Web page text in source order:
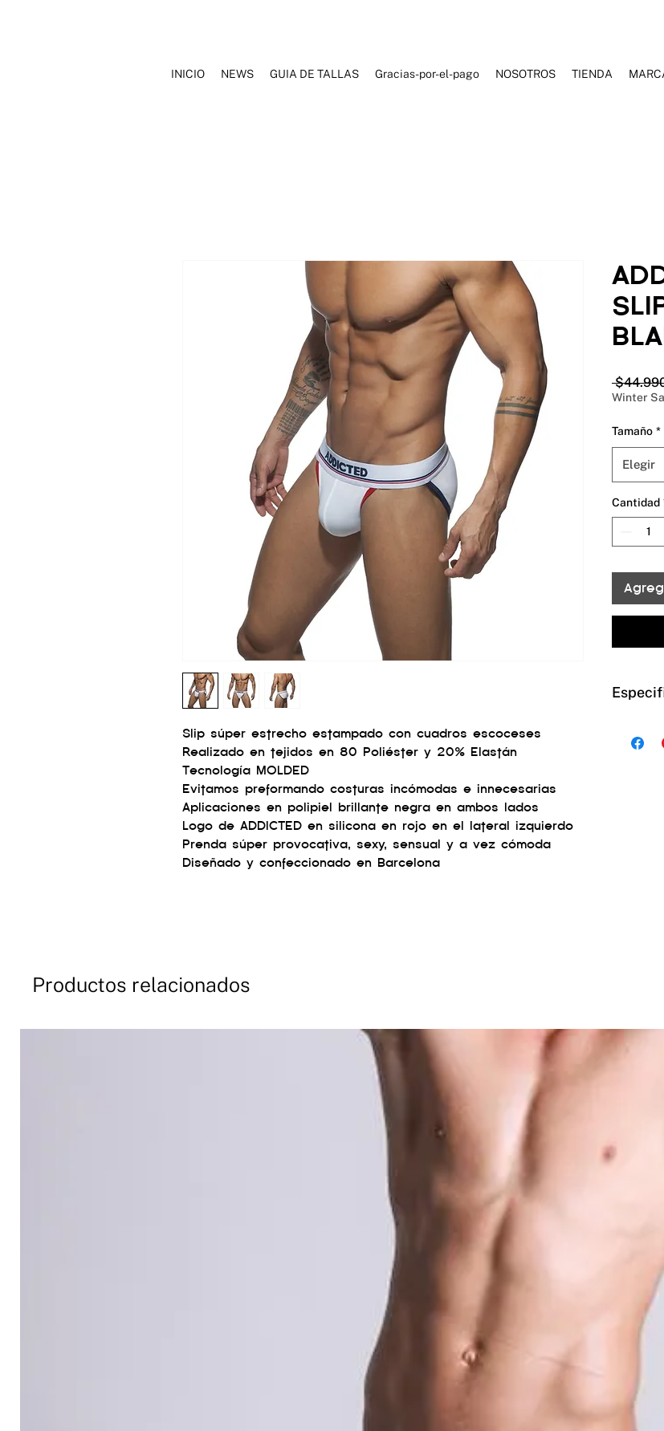
Slip súper estrecho estampado con cuadros escoceses
Realizado en tejidos en 80 Poliéster y 20% Elastán
Tecnología MOLDED
Evitamos preformando costuras incómodas e innecesarias
Aplicaciones en polipiel brillante negra en ambos lados
Logo de ADDICTED en silicona en rojo en el lateral izquierdo
Prenda súper provocativa, sexy, sensual y a vez cómoda
Diseñado y confeccionado en Barcelona
Winter
Tamaño *
Elegir
Cantidad
Push Up
Productos relacionados
INICIO NEWS GUIA DE TALLAS Gracias-por-el-pago NOSOTROS TIENDA